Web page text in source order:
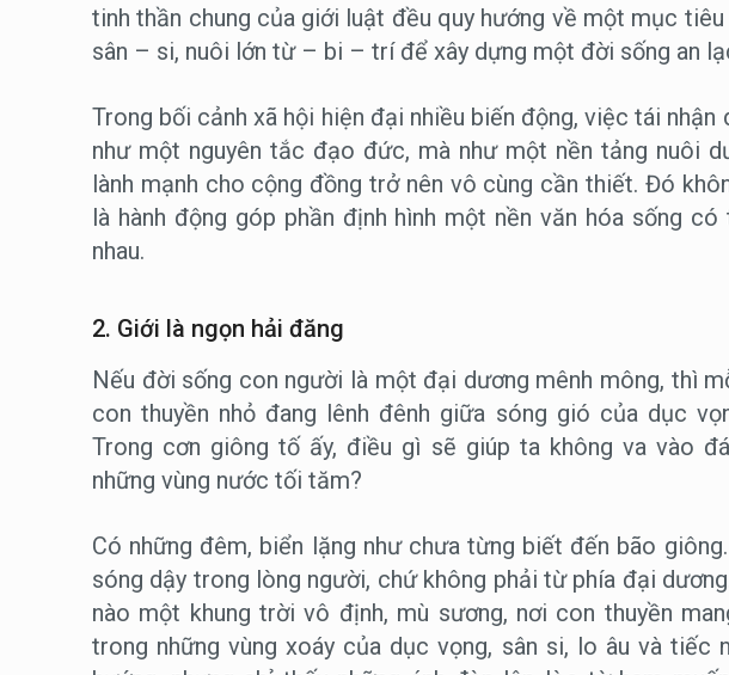
tinh thần chung của giới luật đều quy hướng về một mục
sân – si, nuôi lớn từ – bi – trí để xây dựng một đời sống an
Trong bối cảnh xã hội hiện đại nhiều biến động, việc tái
như một nguyên tắc đạo đức, mà như một nền tảng nuôi
lành mạnh cho cộng đồng trở nên vô cùng cần thiết. Đó
là hành động góp phần định hình một nền văn hóa sống
nhau.
2. Giới là ngọn hải đăng
Nếu đời sống con người là một đại dương mênh mông, thì
con thuyền nhỏ đang lênh đênh giữa sóng gió của dục
Trong cơn giông tố ấy, điều gì sẽ giúp ta không va vào
những vùng nước tối tăm?
Có những đêm, biển lặng như chưa từng biết đến bão
sóng dậy trong lòng người, chứ không phải từ phía đại
nào một khung trời vô định, mù sương, nơi con thuyền
trong những vùng xoáy của dục vọng, sân si, lo âu và tiếc